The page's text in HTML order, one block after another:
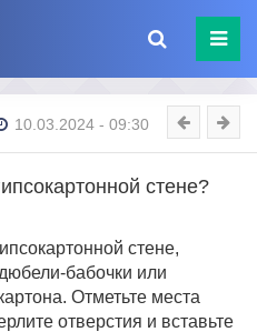
10.03.2024 - 09:30
стене?
стене,
бабочки или
Отметьте места
отверстия и вставьте